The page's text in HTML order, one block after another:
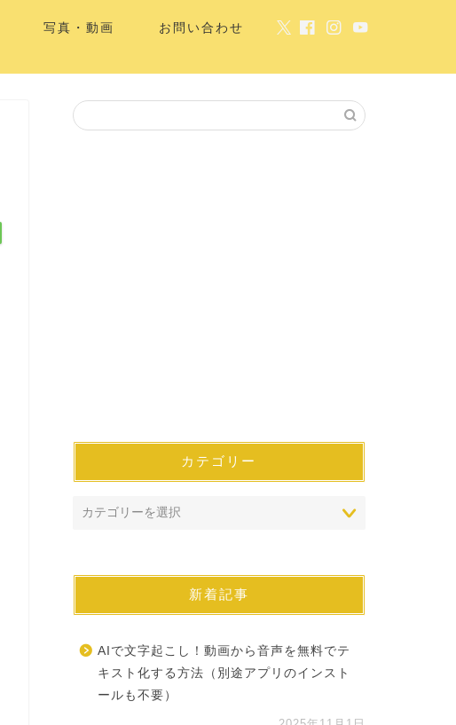
写真・動画 お問い合わせ
カテゴリー
新着記事
AIで文字起こし！動画から音声を無料でテ
キスト化する方法（別途アプリのインスト
ールも不要）